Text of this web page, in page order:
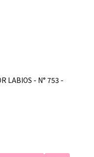
LABIOS - N° 753 -